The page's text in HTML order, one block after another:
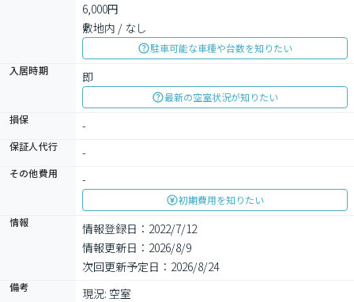
6,000円
敷地内 / なし
駐車可能な車種や台数を知りたい
入居時期
即
最新の空室状況が知りたい
損保
-
保証人代行 -
その他費用 -
初期費用を知りたい
情報
情報登録日：2022/7/12
情報更新日：2026/8/9
次回更新予定日：2026/8/24
備考
現況: 空室